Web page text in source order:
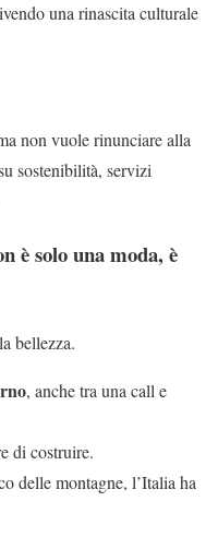
una rinascita culturale
non vuole rinunciare alla
sostenibilità, servizi
è solo una moda, è
bellezza.
, anche tra una call e
di costruire.
delle montagne, l’Italia ha